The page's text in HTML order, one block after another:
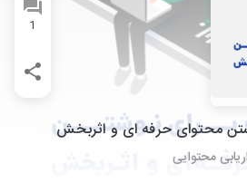
1
محتوایی